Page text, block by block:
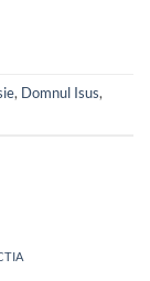
, Domnul Isus,